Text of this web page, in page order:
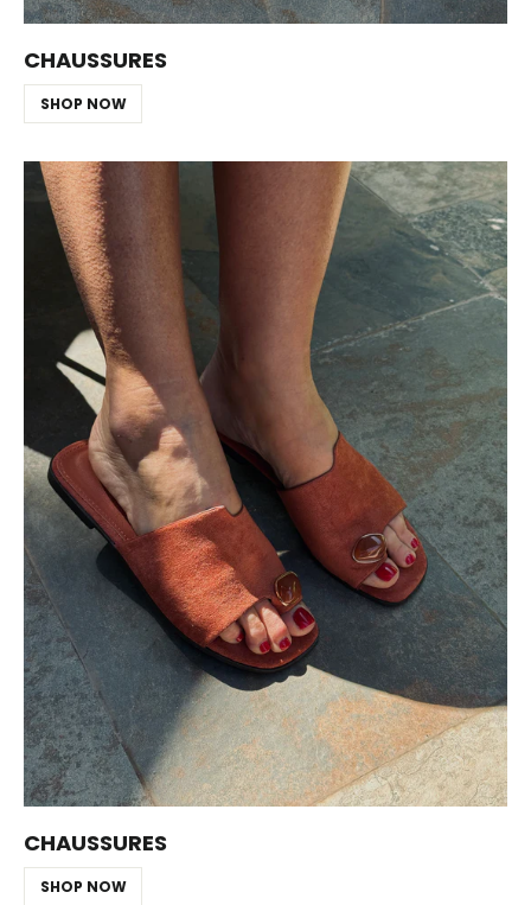
CHAUSSURES
SHOP NOW
CHAUSSURES
SHOP NOW